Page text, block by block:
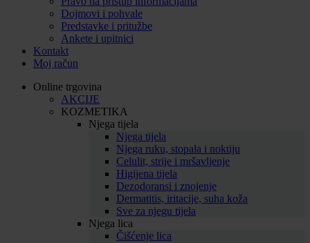
Dojmovi i pohvale
Predstavke i pritužbe
Ankete i upitnici
Kontakt
Moj račun
Online trgovina
AKCIJE
KOZMETIKA
Njega tijela
Njega tijela
Njega ruku, stopala i noktiju
Celulit, strije i mršavljenje
Higijena tijela
Dezodoransi i znojenje
Dermatitis, iritacije, suha koža
Sve za njegu tijela
Njega lica
Čišćenje lica